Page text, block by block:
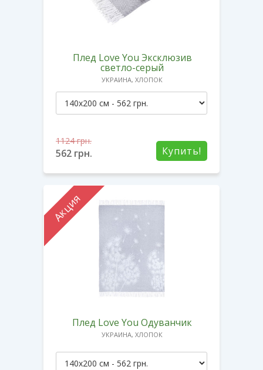
Плед Love You Эксклюзив
светло-серый
УКРАИНА, ХЛОПОК
Купить!
1124грн.
562 грн.
Акция
Плед Love You Одуванчик
УКРАИНА, ХЛОПОК